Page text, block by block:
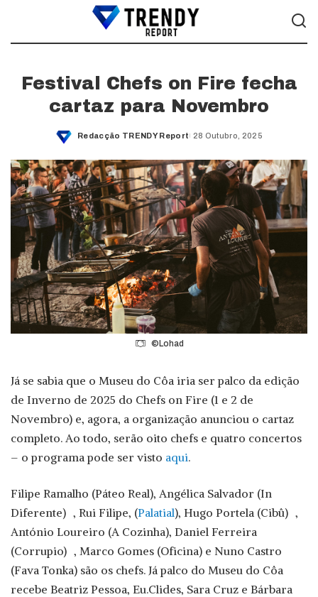
Festival Chefs on Fire fecha
cartaz para Novembro
Posted
Redacção TRENDY Report 28 Outubro, 2025
©Lohad
Já se sabia que o Museu do Côa iria ser palco da edição
de Inverno de 2025 do Chefs on Fire (1 e 2 de
Novembro) e, agora, a organização anunciou o cartaz
completo. Ao todo, serão oito chefs e quatro concertos
– o programa pode ser visto aqui.
Filipe Ramalho (Páteo Real), Angélica Salvador (In
Diferente) , Rui Filipe, (Palatial), Hugo Portela (Cibû) ,
António Loureiro (A Cozinha), Daniel Ferreira
(Corrupio) , Marco Gomes (Oficina) e Nuno Castro
(Fava Tonka) são os chefs. Já palco do Museu do Côa
recebe Beatriz Pessoa, Eu.Clides, Sara Cruz e Bárbara